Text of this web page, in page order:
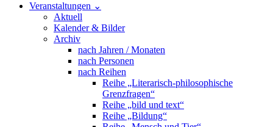
Veranstaltungen ⌄
Aktuell
Kalender & Bilder
Archiv
nach Jahren / Monaten
nach Personen
nach Reihen
Reihe „Literarisch-philosophische
Grenzfragen“
Reihe „bild und text“
Reihe „Bildung“